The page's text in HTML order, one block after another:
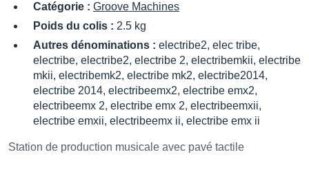
Catégorie : Groove Machines
Poids du colis : 2.5 kg
Autres dénominations : electribe2, elec tribe,
electribe, electribe2, electribe 2, electribemkii, electribe
mkii, electribemk2, electribe mk2, electribe2014,
electribe 2014, electribeemx2, electribe emx2,
electribeemx 2, electribe emx 2, electribeemxii,
electribe emxii, electribeemx ii, electribe emx ii
Station de production musicale avec pavé tactile